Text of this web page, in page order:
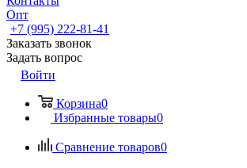
Опт
+7 (995) 222-81-41
Заказать звонок
Задать вопрос
Войти
Корзина0
Избранные товары0
Сравнение товаров0